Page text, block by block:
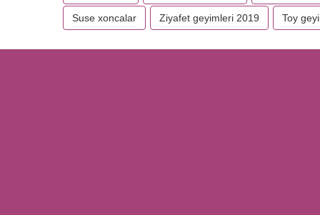
Suse xoncalar Ziyafet geyimleri 2019 Toy